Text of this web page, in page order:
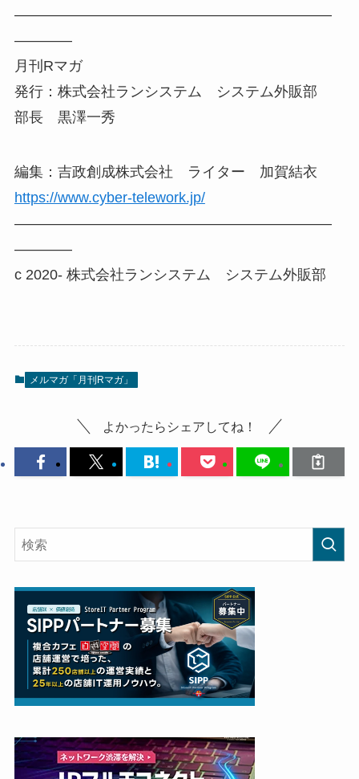
——————————————————————
————
月刊Rマガ
発行：株式会社ランシステム システム外販部
部長 黒澤一秀
編集：吉政創成株式会社 ライター 加賀結衣
https://www.cyber-telework.jp/
——————————————————————
————
c 2020- 株式会社ランシステム システム外販部
メルマガ「月刊Rマガ」
よかったらシェアしてね！